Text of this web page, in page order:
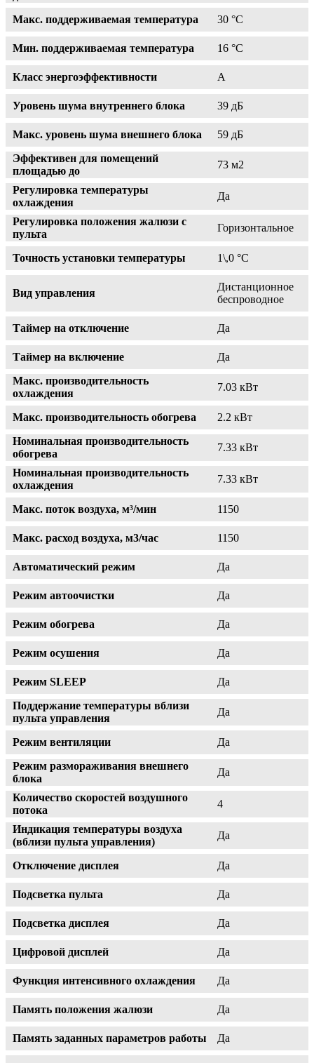
Макс. поддерживаемая температура
30 °С
Мин. поддерживаемая температура 16 °С
Класс энергоэффективности A
Уровень шума внутреннего блока 39 дБ
Макс. уровень шума внешнего блока
59 дБ
Эффективен для помещений
площадью до
73 м2
Регулировка температуры
охлаждения
Да
Регулировка положения жалюзи с
пульта
Горизонтальное
Точность установки температуры 1\,0 °С
Вид управления
Дистанционное
беспроводное
Таймер на отключение Да
Таймер на включение
Да
Макс. производительность
охлаждения
7.03 кВт
Макс. производительность обогрева
2.2 кВт
Номинальная производительность
обогрева
7.33 кВт
Номинальная производительность
охлаждения
7.33 кВт
Макс. поток воздуха, м³/мин 1150
Макс. расход воздуха, м3/час 1150
Автоматический режим Да
Режим автоочистки Да
Режим обогрева Да
Режим осушения Да
Режим SLEEP
Да
Поддержание температуры вблизи
пульта управления
Да
Режим вентиляции
Да
Режим размораживания внешнего
блока
Да
Количество скоростей воздушного
потока
4
Индикация температуры воздуха
(вблизи пульта управления)
Да
Отключение дисплея Да
Подсветка пульта Да
Подсветка дисплея Да
Цифровой дисплей Да
Функция интенсивного охлаждения Да
Память положения жалюзи Да
Память заданных параметров работы Да